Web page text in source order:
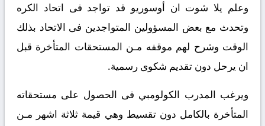
وعلم يلا شوت ان أوسوريو قد تواجد فى اتحاد الكره
وتحدث مع بعض المسؤولين المتواجدين فى الاتحاد بذلك
الوقت وشرح لهم موقفه مـن المستحقات المتأخرة قبل
ان يرحل دون تقديم شكوى رسمية.
ويرغب المدرب الكولومبي فى الحصول على مستحقاته
المتأخرة بالكامل دون تقسيط وهي قيمة ثلاثة اشهر مـن